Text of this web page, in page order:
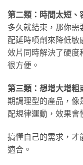
第二類：時間太短、
多久就結束，那你
配延時噴劑來降低敏
效片同時解決了硬度
很方便。
第三類：想增大增粗
期調理型的產品，像
配規律運動，效果會
搞懂自己的需求，才
適合。